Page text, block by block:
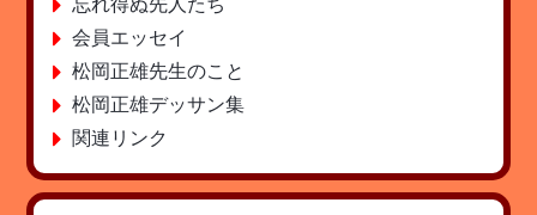
会員エッセイ
松岡正雄先生のこと
松岡正雄デッサン集
関連リンク